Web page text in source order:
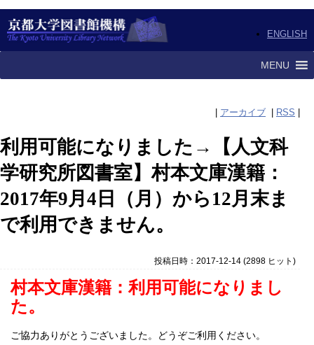
ENGLISH
MENU
アーカイブ RSS
利用可能になりました→【人文科
学研究所図書室】村本文庫漢籍：
2017年9月4日（月）から12月末ま
で利用できません。
投稿日時：2017-12-14(2898 ヒット )
村本文庫漢籍：利用可能になりまし
た。
ご協力ありがとうございました。どうぞご利用ください。